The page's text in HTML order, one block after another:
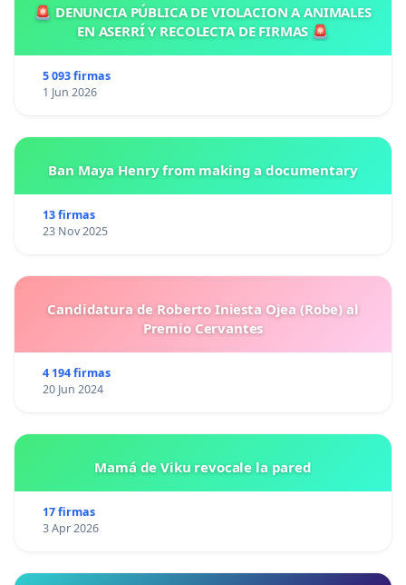
🚨 DENUNCIA PÚBLICA DE VIOLACION A ANIMALES
EN ASERRÍ Y RECOLECTA DE FIRMAS 🚨
5 093 firmas
1 Jun 2026
Ban Maya Henry from making a documentary
13 firmas
23 Nov 2025
Candidatura de Roberto Iniesta Ojea (Robe) al
Premio Cervantes
4 194 firmas
20 Jun 2024
Mamá de Viku revocale la pared
17 firmas
3 Apr 2026